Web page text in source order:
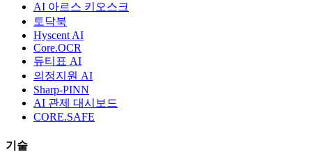
AI 아르스 키오스크
토닥북
Hyscent AI
Core.OCR
듀티표 AI
의정지원 AI
Sharp-PINN
AI 관제 대시보드
CORE.SAFE
기술